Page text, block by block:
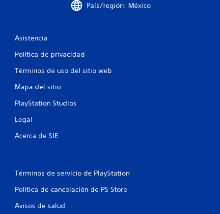
País/región: México
Asistencia
Política de privacidad
Términos de uso del sitio web
Mapa del sitio
PlayStation Studios
Legal
Acerca de SIE
Términos de servicio de PlayStation
Política de cancelación de PS Store
Avisos de salud